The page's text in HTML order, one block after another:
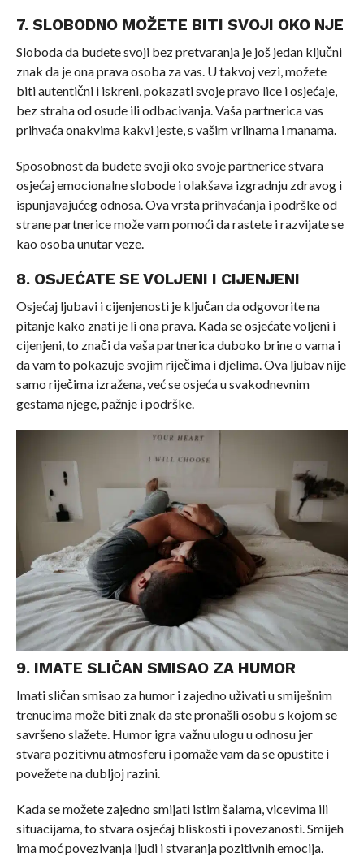
7. SLOBODNO MOŽETE BITI SVOJI OKO NJE
Sloboda da budete svoji bez pretvaranja je još jedan ključni
znak da je ona prava osoba za vas. U takvoj vezi, možete
biti autentični i iskreni, pokazati svoje pravo lice i osjećaje,
bez straha od osude ili odbacivanja. Vaša partnerica vas
prihvaća onakvima kakvi jeste, s vašim vrlinama i manama.
Sposobnost da budete svoji oko svoje partnerice stvara
osjećaj emocionalne slobode i olakšava izgradnju zdravog i
ispunjavajućeg odnosa. Ova vrsta prihvaćanja i podrške od
strane partnerice može vam pomoći da rastete i razvijate se
kao osoba unutar veze.
8. OSJEĆATE SE VOLJENI I CIJENJENI
Osjećaj ljubavi i cijenjenosti je ključan da odgovorite na
pitanje kako znati je li ona prava. Kada se osjećate voljeni i
cijenjeni, to znači da vaša partnerica duboko brine o vama i
da vam to pokazuje svojim riječima i djelima. Ova ljubav nije
samo riječima izražena, već se osjeća u svakodnevnim
gestama njege, pažnje i podrške.
9. IMATE SLIČAN SMISAO ZA HUMOR
Imati sličan smisao za humor i zajedno uživati u smiješnim
trenucima može biti znak da ste pronašli osobu s kojom se
savršeno slažete. Humor igra važnu ulogu u odnosu jer
stvara pozitivnu atmosferu i pomaže vam da se opustite i
povežete na dubljoj razini.
Kada se možete zajedno smijati istim šalama, vicevima ili
situacijama, to stvara osjećaj bliskosti i povezanosti. Smijeh
ima moć povezivanja ljudi i stvaranja pozitivnih emocija.